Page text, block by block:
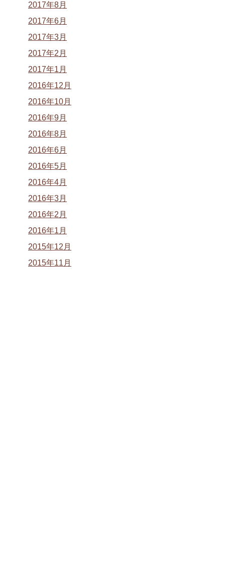
2017年8月
2017年6月
2017年3月
2017年2月
2017年1月
2016年12月
2016年10月
2016年9月
2016年8月
2016年6月
2016年5月
2016年4月
2016年3月
2016年2月
2016年1月
2015年12月
2015年11月